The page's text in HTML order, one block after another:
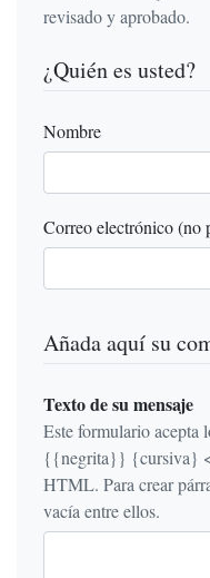
revisado y aprobado.
¿Quién es usted?
Nombre
Correo electrónico (no
Añada aquí su
Texto de su mensaje
Este formulario acepta
{{negrita}} {cursiva}
HTML. Para crear
vacía entre ellos.